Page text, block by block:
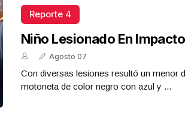
Reporte 4
Niño Lesionado En
Agosto 07
Con diversas lesiones resultó un menor
motoneta de color negro con azul y ...